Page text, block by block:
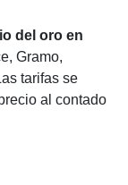
del oro en
Gramo,
tarifas se
al contado